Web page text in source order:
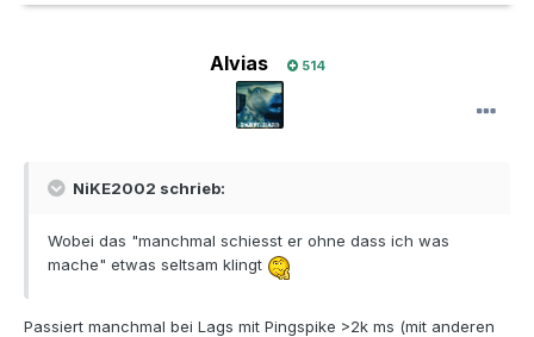
Alvias 514
NiKE2002 schrieb:
Wobei das "manchmal schiesst er ohne dass ich was
mache" etwas seltsam klingt
Passiert manchmal bei Lags mit Pingspike >2k ms (mit anderen